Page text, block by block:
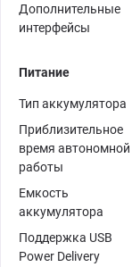
Дополнительные
интерфейсы
Питание
Тип аккумулятора
Приблизительное
время автономной
работы
Емкость
аккумулятора
Поддержка USB
Power Delivery